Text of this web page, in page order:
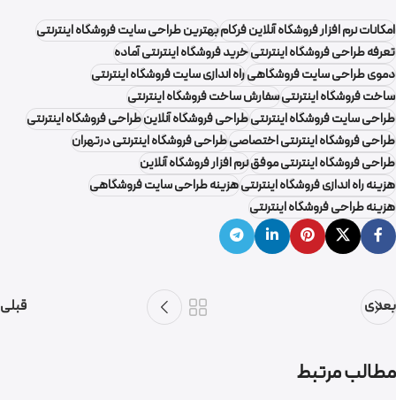
امکانات نرم افزار فروشگاه آنلاین فرکامبهترین طراحی سایت فروشگاه اینترنتی
تعرفه طراحی فروشگاه اینترنتیخرید فروشگاه اینترنتی آماده
دموی طراحی سایت فروشگاهیراه اندازی سایت فروشگاه اینترنتی
ساخت فروشگاه اینترنتیسفارش ساخت فروشگاه اینترنتی
طراحی سایت فروشگاه اینترنتیطراحی فروشگاه آنلاینطراحی فروشگاه اینترنتی
طراحی فروشگاه اینترنتی اختصاصیطراحی فروشگاه اینترنتی درتهران
طراحی فروشگاه اینترنتی موفقنرم افزار فروشگاه آنلاین
هزینه راه اندازی فروشگاه اینترنتیهزینه طراحی سایت فروشگاهی
هزینه طراحی فروشگاه اینترنتی
بعدی قبلی
مطالب مرتبط